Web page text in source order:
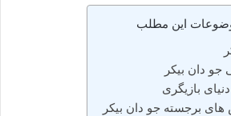
این مطلب
جو دان بیکر
بازیگری
برجسته جو دان بیکر